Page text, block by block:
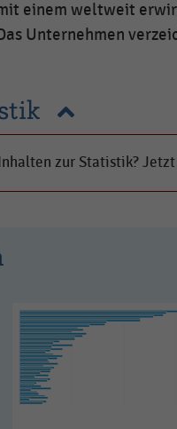
einem weltweit
Unternehmen
zur Statistik?